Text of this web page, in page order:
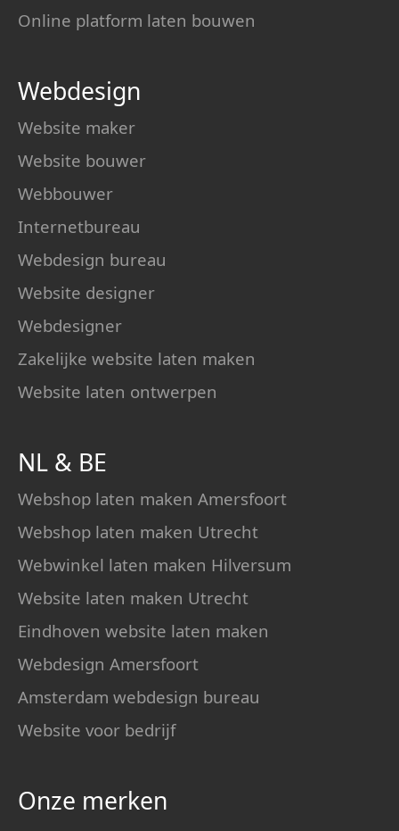
Online platform laten bouwen
Webdesign
Website maker
Website bouwer
Webbouwer
Internetbureau
Webdesign bureau
Website designer
Webdesigner
Zakelijke website laten maken
Website laten ontwerpen
NL & BE
Webshop laten maken Amersfoort
Webshop laten maken Utrecht
Webwinkel laten maken Hilversum
Website laten maken Utrecht
Eindhoven website laten maken
Webdesign Amersfoort
Amsterdam webdesign bureau
Website voor bedrijf
Onze merken